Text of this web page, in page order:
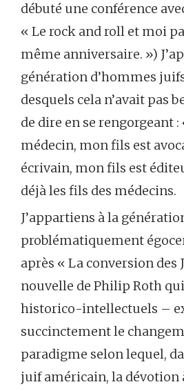
débuté une conférence
« Le rock and roll et moi
même anniversaire. »)
génération d’hommes
desquels cela n’avait pas
de dire en se rengorgeant
médecin, mon fils est
écrivain, mon fils est
déjà les fils des médecins.
J’appartiens à la
problématiquement
après « La conversion des
nouvelle de Philip Roth
historico-intellectuels –
succinctement le
paradigme selon lequel,
juif américain, la dévotion